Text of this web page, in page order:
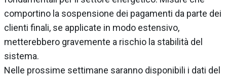
comportino la sospensione dei pagamenti da parte dei
clienti finali, se applicate in modo estensivo,
metterebbero gravemente a rischio la stabilità del
sistema.
Nelle prossime settimane saranno disponibili i dati del